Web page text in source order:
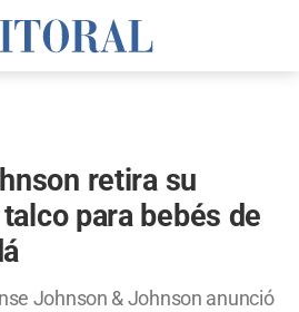
retira su
para bebés de
Johnson & Johnson anunció